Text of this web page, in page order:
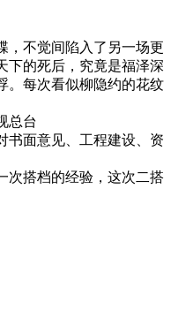
，不觉间陷入了另一场更
下的死后，究竟是福泽深
。每次看似柳隐约的花纹
总台
书面意见、工程建设、资
次搭档的经验，这次二搭